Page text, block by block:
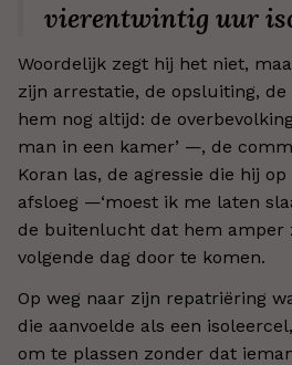
vierentwintig uur
Woordelijk zegt hij het niet,
zijn arrestatie, de opsluiting,
hem nog altijd: de
man in een kamer’ —, de
Koran las, de agressie die hij
afsloeg —‘moest ik me laten
de buitenlucht dat hem amper
volgende dag door te komen.
Op weg naar zijn repatriëring
die aanvoelde als een
om te plassen zonder dat